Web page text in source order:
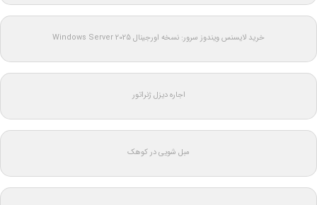
خرید لایسنس ویندوز سرور: نسخه اورجینال Windows Server 2025
اجاره دیزل ژنراتور
مبل شویی در کوهک